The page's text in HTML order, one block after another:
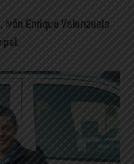
Enrique Valenzuela